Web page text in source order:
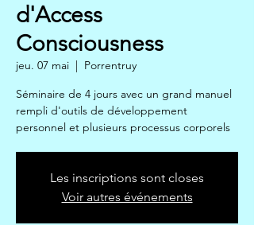
d'Access
Consciousness
jeu. 07 mai
  |
Porrentruy
Séminaire de 4 jours avec un grand manuel
rempli d'outils de développement
personnel et plusieurs processus corporels
Les inscriptions sont closes
Voir autres événements